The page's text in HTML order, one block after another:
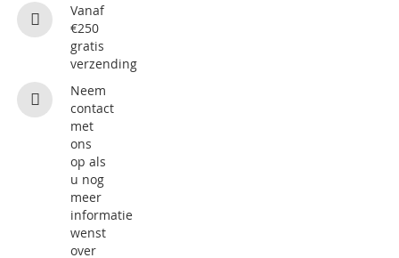
Vanaf
€250
gratis
verzending
Neem
contact
met
ons
op als
u nog
meer
informatie
wenst
over